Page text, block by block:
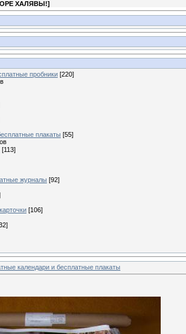
ХАЛЯВЫ!]
пробники [220]
плакаты [55]
[113]
журналы [92]
[106]
календари и бесплатные плакаты